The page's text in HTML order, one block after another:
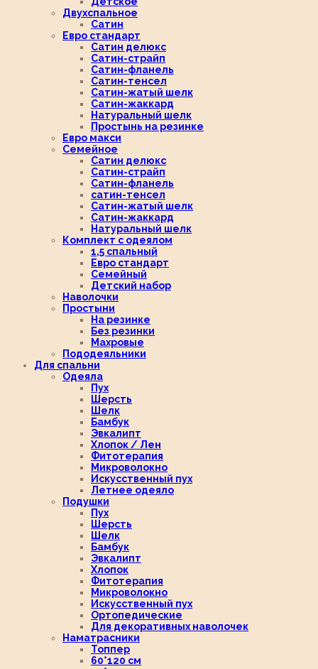
Двухспальное
Сатин
Евро стандарт
Сатин делюкс
Сатин-страйп
Сатин-фланель
Сатин-тенсел
Сатин-жатый шелк
Сатин-жаккард
Натуральный шелк
Простынь на резинке
Евро макси
Семейное
Сатин делюкс
Сатин-страйп
Сатин-фланель
сатин-тенсел
Сатин-жатый шелк
Сатин-жаккард
Натуральный шелк
Комплект с одеялом
1,5 спальный
Евро стандарт
Семейный
Детский набор
Наволочки
Простыни
На резинке
Без резинки
Махровые
Пододеяльники
Для спальни
Одеяла
Пух
Шерсть
Шелк
Бамбук
Эвкалипт
Хлопок / Лен
Фитотерапия
Микроволокно
Искусственный пух
Летнее одеяло
Подушки
Пух
Шерсть
Шелк
Бамбук
Эвкалипт
Хлопок
Фитотерапия
Микроволокно
Искусственный пух
Ортопедические
Для декоративных наволочек
Наматрасники
Топпер
60*120 см